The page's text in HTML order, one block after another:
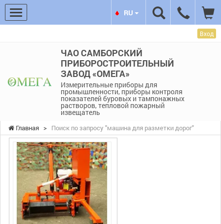
Вход
ЧАО САМБОРСКИЙ
ПРИБОРОСТРОИТЕЛЬНЫЙ
ЗАВОД «ОМЕГА»
Измерительные приборы для
промышленности, приборы контроля
показателей буровых и тампонажных
растворов, тепловой пожарный
извещатель
RU
Главная > Поиск по запросу "машина для разметки дорог"